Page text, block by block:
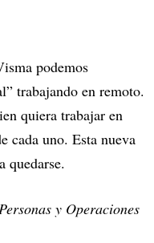
podemos
trabajando en remoto.
quiera trabajar en
cada uno. Esta nueva
quedarse.
y Operaciones